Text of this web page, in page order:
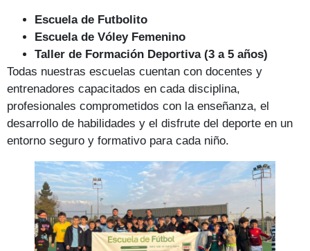
Escuela de Futbolito
Escuela de Vóley Femenino
Taller de Formación Deportiva (3 a 5 años)
Todas nuestras escuelas cuentan con docentes y
entrenadores capacitados en cada disciplina,
profesionales comprometidos con la enseñanza, el
desarrollo de habilidades y el disfrute del deporte en un
entorno seguro y formativo para cada niño.